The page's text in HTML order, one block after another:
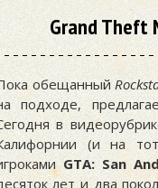
Grand Theft
обещанный
подходе,
в
(и на
GTA: San
лет и два